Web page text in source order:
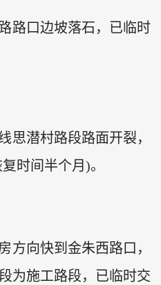
路口边坡落石，已临时
思潜村路段路面开裂，
时间半个月)。
方向快到金朱西路口，
为施工路段，已临时交